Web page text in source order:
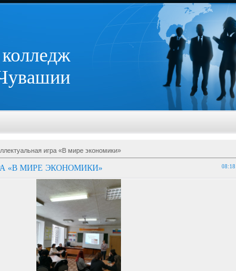
игра «В мире экономики»
08:18
«В МИРЕ ЭКОНОМИКИ»